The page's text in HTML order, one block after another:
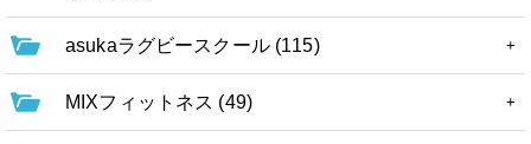
asukaラグビースクール (115)
MIXフィットネス (49)